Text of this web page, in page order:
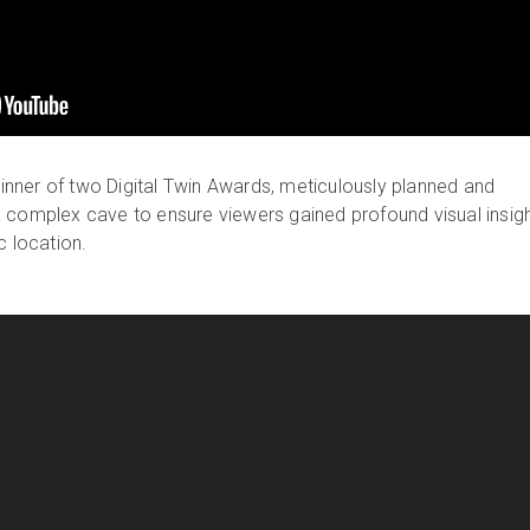
of two Digital Twin Awards, meticulously planned and
cave to ensure viewers gained profound visual
location.